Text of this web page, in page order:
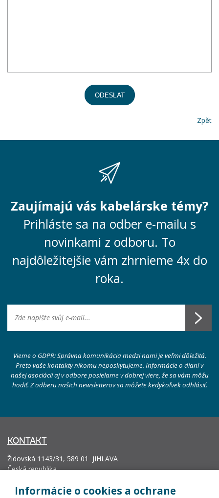
ODESLAT
Zpět
Zaujímajú vás kabelárske témy?
Prihláste sa na odber e-mailu s
novinkami z odboru. To
najdôležitejšie vám zhrnieme 4x do
roka.
Vieme o GDPR: Správna komunikácia medzi nami je veľmi dôležitá.
Preto vaše kontakty nikomu neposkytujeme. Informácie o dianí v
našej asociácii aj v odbore posielame v dobrej viere, že sa vám môžu
hodiť. Z odberu našich newsletterov sa môžete kedykoľvek odhlásiť.
KONTAKT
Židovská 1143/31, 589 01 JIHLAVA
Česká republika
+420 602 271 633
Informácie o cookies a ochrane